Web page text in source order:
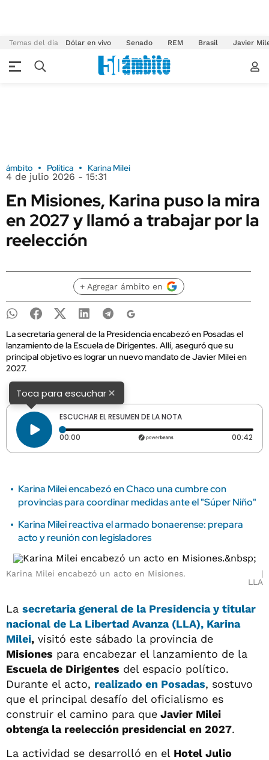
Temas del día Dólar en vivo Senado REM Brasil Javier
ámbito Política Karina Milei
4 de julio 2026 - 15:31
En Misiones, Karina puso la mira
en 2027 y llamó a trabajar por la
reelección
+ Agregar ámbito en
La secretaria general de la Presidencia encabezó en Posadas el
lanzamiento de la Escuela de Dirigentes. Allí, aseguró que su
principal objetivo es lograr un nuevo mandato de Javier Milei en
2027.
Toca para escuchar×
ESCUCHAR EL RESUMEN DE LA NOTA
00:00 Tiempo transcurrido: 0 segundos 00:42
Karina Milei encabezó en Chaco una cumbre con
provincias para coordinar medidas ante el "Súper Niño"
Karina Milei reactiva el armado bonaerense: prepara
acto y reunión con legisladores
Karina Milei encabezó un acto en Misiones.
LLA
La secretaria general de la Presidencia y titular
nacional de La Libertad Avanza (LLA), Karina
Milei, visitó este sábado la provincia de
Misiones para encabezar el lanzamiento de la
Escuela de Dirigentes del espacio político.
Durante el acto, realizado en Posadas, sostuvo
que el principal desafío del oficialismo es
construir el camino para que Javier Milei
obtenga la reelección presidencial en 2027.
La actividad se desarrolló en el Hotel Julio